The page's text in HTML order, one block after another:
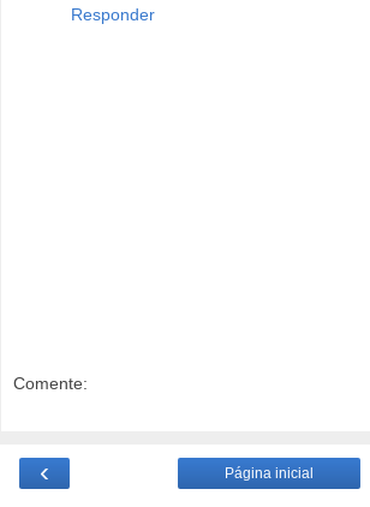
Responder
Comente:
‹ Página inicial